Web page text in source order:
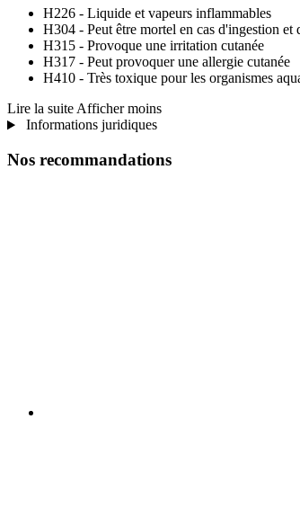
H226 - Liquide et vapeurs inflammables
H304 - Peut être mortel en cas d'ingestion et
H315 - Provoque une irritation cutanée
H317 - Peut provoquer une allergie cutanée
H410 - Très toxique pour les organismes
Lire la suite Afficher moins
Informations juridiques
Nos recommandations